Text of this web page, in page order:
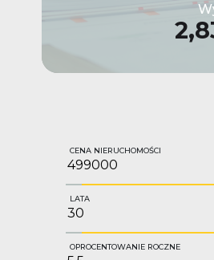
CENA NIERUCHOMOŚCI
LATA
OPROCENTOWANIE ROCZNE